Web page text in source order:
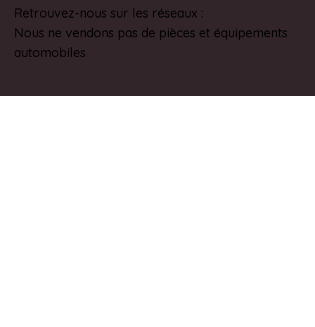
v
e
:
Retrouvez-nous sur les réseaux :
Nous ne vendons pas de pièces et équipements
automobiles